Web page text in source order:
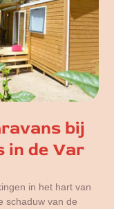
bij
in de Var
in het hart van
schaduw van de